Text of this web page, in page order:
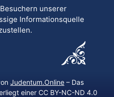
unserer
Informationsquelle
Judentum.Online – Das
einer CC BY-NC-ND 4.0